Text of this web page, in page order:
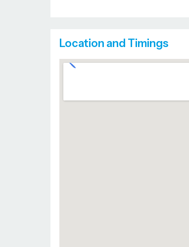
Location and Timings